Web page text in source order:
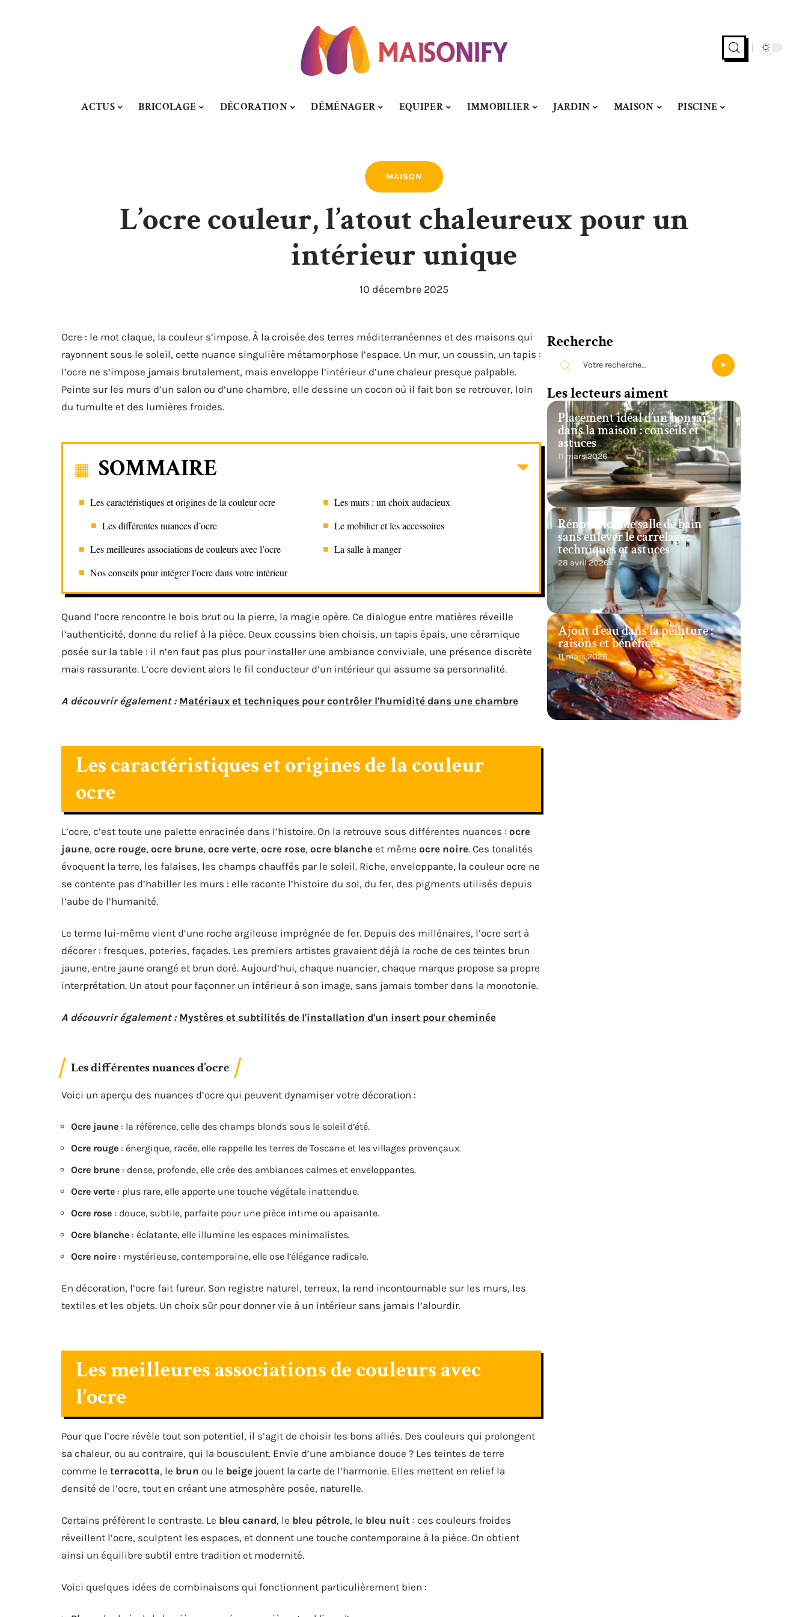
ACTUS BRICOLAGE DÉCORATION DÉMÉNAGER EQUIPER IMMOBILIER JARDIN MAISON PISCINE
MAISON
L’ocre couleur, l’atout chaleureux pour un
intérieur unique
10 décembre 2025
Ocre : le mot claque, la couleur s’impose. À la croisée des terres méditerranéennes et des maisons qui
rayonnent sous le soleil, cette nuance singulière métamorphose l’espace. Un mur, un coussin, un tapis :
l’ocre ne s’impose jamais brutalement, mais enveloppe l’intérieur d’une chaleur presque palpable.
Peinte sur les murs d’un salon ou d’une chambre, elle dessine un cocon où il fait bon se retrouver, loin
du tumulte et des lumières froides.
SOMMAIRE
Les caractéristiques et origines de la couleur ocre
Les différentes nuances d’ocre
Les meilleures associations de couleurs avec l’ocre
Nos conseils pour intégrer l’ocre dans votre intérieur
Les murs : un choix audacieux
Le mobilier et les accessoires
La salle à manger
Quand l’ocre rencontre le bois brut ou la pierre, la magie opère. Ce dialogue entre matières réveille
l’authenticité, donne du relief à la pièce. Deux coussins bien choisis, un tapis épais, une céramique
posée sur la table : il n’en faut pas plus pour installer une ambiance conviviale, une présence discrète
mais rassurante. L’ocre devient alors le fil conducteur d’un intérieur qui assume sa personnalité.
A découvrir également : Matériaux et techniques pour contrôler l'humidité dans une chambre
Les caractéristiques et origines de la couleur
ocre
L’ocre, c’est toute une palette enracinée dans l’histoire. On la retrouve sous différentes nuances : ocre
jaune, ocre rouge, ocre brune, ocre verte, ocre rose, ocre blanche et même ocre noire. Ces tonalités
évoquent la terre, les falaises, les champs chauffés par le soleil. Riche, enveloppante, la couleur ocre ne
se contente pas d’habiller les murs : elle raconte l’histoire du sol, du fer, des pigments utilisés depuis
l’aube de l’humanité.
Le terme lui-même vient d’une roche argileuse imprégnée de fer. Depuis des millénaires, l’ocre sert à
décorer : fresques, poteries, façades. Les premiers artistes gravaient déjà la roche de ces teintes brun
jaune, entre jaune orangé et brun doré. Aujourd’hui, chaque nuancier, chaque marque propose sa propre
interprétation. Un atout pour façonner un intérieur à son image, sans jamais tomber dans la monotonie.
A découvrir également : Mystères et subtilités de l'installation d'un insert pour cheminée
Les différentes nuances d’ocre
Voici un aperçu des nuances d’ocre qui peuvent dynamiser votre décoration :
Ocre jaune : la référence, celle des champs blonds sous le soleil d’été.
Ocre rouge : énergique, racée, elle rappelle les terres de Toscane et les villages provençaux.
Ocre brune : dense, profonde, elle crée des ambiances calmes et enveloppantes.
Ocre verte : plus rare, elle apporte une touche végétale inattendue.
Ocre rose : douce, subtile, parfaite pour une pièce intime ou apaisante.
Ocre blanche : éclatante, elle illumine les espaces minimalistes.
Ocre noire : mystérieuse, contemporaine, elle ose l’élégance radicale.
En décoration, l’ocre fait fureur. Son registre naturel, terreux, la rend incontournable sur les murs, les
textiles et les objets. Un choix sûr pour donner vie à un intérieur sans jamais l’alourdir.
Les meilleures associations de couleurs avec
l’ocre
Pour que l’ocre révèle tout son potentiel, il s’agit de choisir les bons alliés. Des couleurs qui prolongent
sa chaleur, ou au contraire, qui la bousculent. Envie d’une ambiance douce ? Les teintes de terre
comme le terracotta, le brun ou le beige jouent la carte de l’harmonie. Elles mettent en relief la
densité de l’ocre, tout en créant une atmosphère posée, naturelle.
Certains préfèrent le contraste. Le bleu canard, le bleu pétrole, le bleu nuit : ces couleurs froides
réveillent l’ocre, sculptent les espaces, et donnent une touche contemporaine à la pièce. On obtient
ainsi un équilibre subtil entre tradition et modernité.
Voici quelques idées de combinaisons qui fonctionnent particulièrement bien :
Recherche
Les lecteurs aiment
Placement idéal d’un bonsaï
dans la maison : conseils et
astuces
11 mars 2026
Rénovation de salle de bain
sans enlever le carrelage :
techniques et astuces
28 avril 2026
Ajout d’eau dans la peinture :
raisons et bénéfices
11 mars 2026